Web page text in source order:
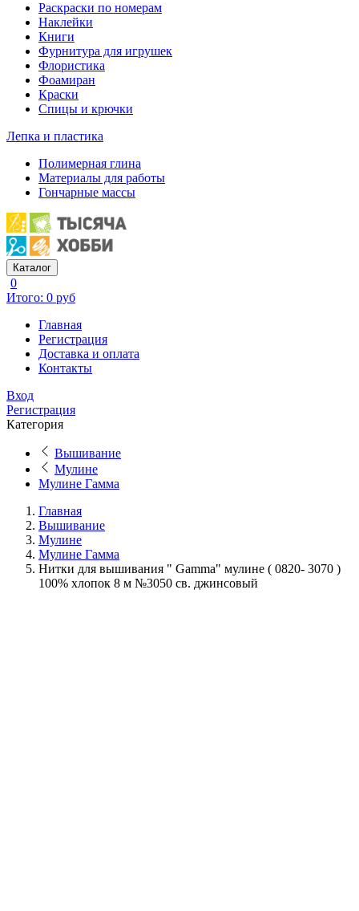
Раскраски по номерам
Наклейки
Книги
Фурнитура для игрушек
Флористика
Фоамиран
Краски
Спицы и крючки
Лепка и пластика
Полимерная глина
Материалы для работы
Гончарные массы
Каталог
0
Итого: 0 руб
Главная
Регистрация
Доставка и оплата
Контакты
Вход
Регистрация
Категория
Вышивание
Мулине
Мулине Гамма
Главная
Вышивание
Мулине
Мулине Гамма
Нитки для вышивания " Gamma" мулине ( 0820- 3070 )
100% хлопок 8 м №3050 св. джинсовый